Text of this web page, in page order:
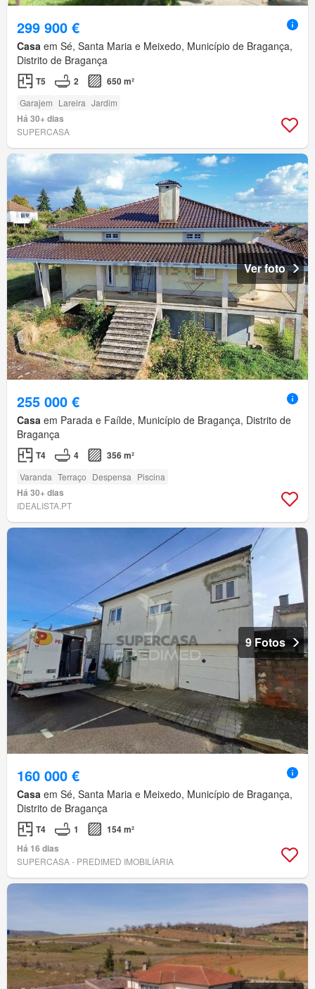
299 900 €
Casa em Sé, Santa Maria e Meixedo, Município de Bragança,
Distrito de Bragança
T5 2 650 m²
Garajem Lareira Jardim
Há 30+ dias
SUPERCASA
Ver foto
255 000 €
Casa em Parada e Faílde, Município de Bragança, Distrito de
Bragança
T4 4 356 m²
Varanda Terraço Despensa Piscina
Há 30+ dias
IDEALISTA.PT
9 Fotos
160 000 €
Casa em Sé, Santa Maria e Meixedo, Município de Bragança,
Distrito de Bragança
T4 1
154 m²
Há 16 dias
SUPERCASA - PREDIMED IMOBILÍARIA